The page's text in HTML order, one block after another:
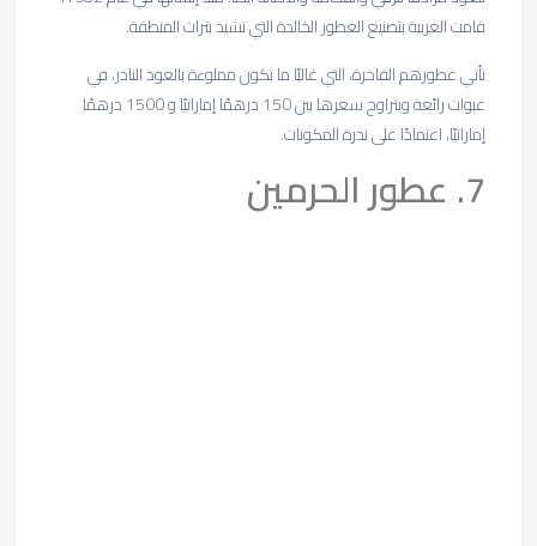
قامت العربية بتصنيع العطور الخالدة التي تشيد بتراث المنطقة.
تأتي عطورهم الفاخرة، التي غالبًا ما تكون مملوءة بالعود النادر، في
عبوات رائعة ويتراوح سعرها بين 150 درهمًا إماراتيًا و 1500 درهمًا
إماراتيًا، اعتمادًا على ندرة المكونات.
7. عطور الحرمين